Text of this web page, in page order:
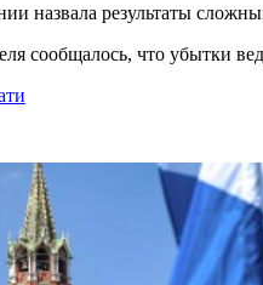
назвала результаты
сообщалось, что убытки